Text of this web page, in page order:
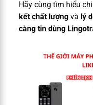
Hãy cùng tìm hiểu
kết chất lượng và lý
càng tin dùng